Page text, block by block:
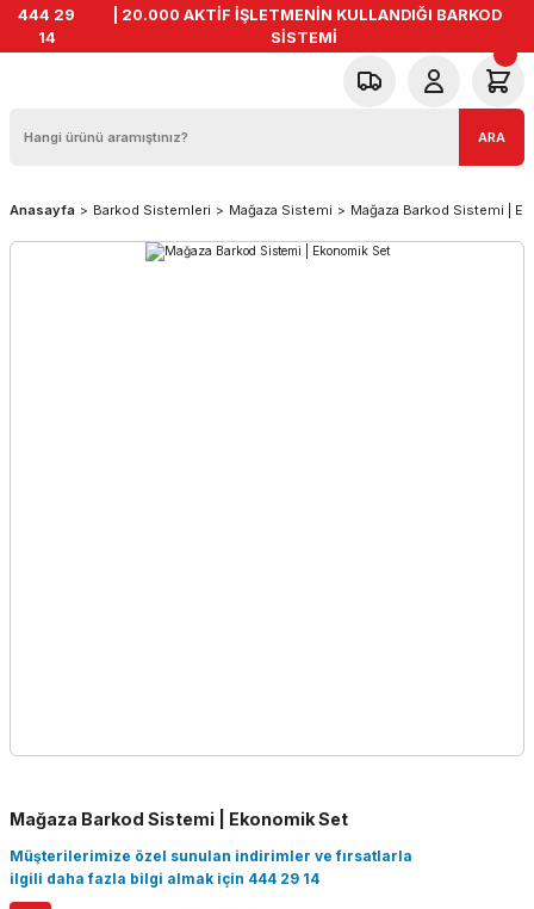
444 29
14
| 20.000 AKTİF İŞLETMENİN KULLANDIĞI BARKOD
SİSTEMİ
ARA
Anasayfa Barkod Sistemleri Mağaza Sistemi Mağaza Barkod Sistemi |
Mağaza Barkod Sistemi | Ekonomik Set
Müşterilerimize özel sunulan indirimler ve fırsatlarla
ilgili daha fazla bilgi almak için 444 29 14